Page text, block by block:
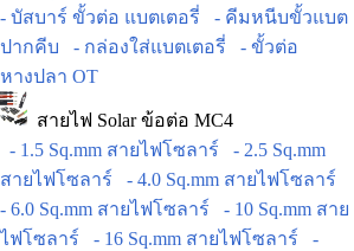
- บัสบาร์ ขั้วต่อ แบตเตอรี่
- คีมหนีบขั้วแบต
ปากคีบ
- กล่องใส่แบตเตอรี่
- ขั้วต่อ
หางปลา OT
สายไฟ Solar ข้อต่อ MC4
- 1.5 Sq.mm สายไฟโซลาร์
- 2.5 Sq.mm
สายไฟโซลาร์
- 4.0 Sq.mm สายไฟโซลาร์
- 6.0 Sq.mm สายไฟโซลาร์
- 10 Sq.mm สาย
ไฟโซลาร์
- 16 Sq.mm สายไฟโซลาร์
-